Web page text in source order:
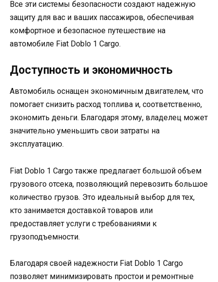
Все эти системы безопасности создают надежную
защиту для вас и ваших пассажиров, обеспечивая
комфортное и безопасное путешествие на
автомобиле Fiat Doblo 1 Cargo.
Доступность и экономичность
Автомобиль оснащен экономичным двигателем, что
помогает снизить расход топлива и, соответственно,
экономить деньги. Благодаря этому, владелец может
значительно уменьшить свои затраты на
эксплуатацию.
Fiat Doblo 1 Cargo также предлагает большой объем
грузового отсека, позволяющий перевозить большое
количество грузов. Это идеальный выбор для тех,
кто занимается доставкой товаров или
предоставляет услуги с требованиями к
грузоподъемности.
Благодаря своей надежности Fiat Doblo 1 Cargo
позволяет минимизировать простои и ремонтные